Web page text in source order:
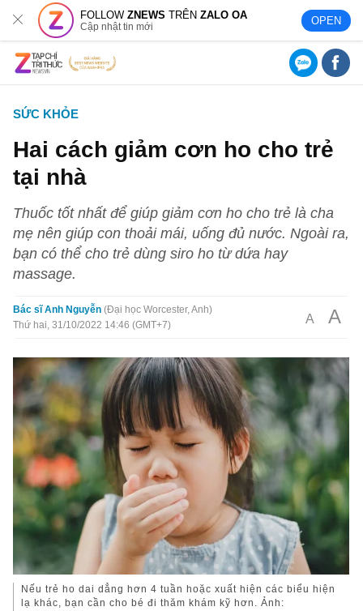
FOLLOWZNEWS TRÊNZALO OA
Cập nhật tin mới OPEN
SỨC KHỎE
Hai cách giảm cơn ho cho trẻ
tại nhà
Thuốc tốt nhất để giúp giảm cơn ho cho trẻ là cha
mẹ nên giúp con thoải mái, uống đủ nước. Ngoài ra,
bạn có thể cho trẻ dùng siro ho từ dứa hay
massage.
Bác sĩ Anh Nguyễn Đại học Worcester, Anh
Thứ hai, 31/10/2022 14:46 (GMT+7)
A A
Nếu trẻ ho dai dẳng hơn 4 tuần hoặc xuất hiện các biểu hiện
lạ khác, bạn cần cho bé đi thăm khám kỹ hơn. Ảnh: